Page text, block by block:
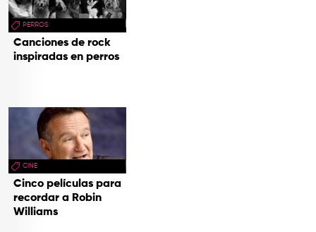
PERROS
Canciones de rock
inspiradas en perros
CINE
Cinco películas para
recordar a Robin
Williams